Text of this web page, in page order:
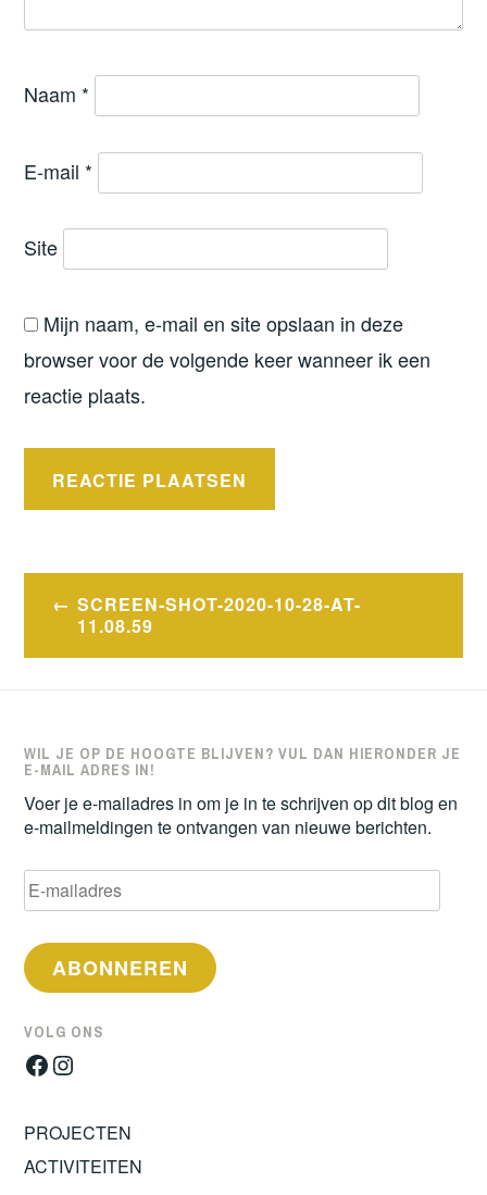
Naam *
E-mail *
Site
Mijn naam, e-mail en site opslaan in deze
browser voor de volgende keer wanneer ik een
reactie plaats.
Bericht
navigatie
SCREEN-SHOT-2020-10-28-AT-
11.08.59
WIL JE OP DE HOOGTE BLIJVEN? VUL DAN HIERONDER JE
E-MAIL ADRES IN!
Voer je e-mailadres in om je in te schrijven op dit blog en
e-mailmeldingen te ontvangen van nieuwe berichten.
E-
mailadres
ABONNEREN
VOLG ONS
Facebook
Instagram
PROJECTEN
ACTIVITEITEN